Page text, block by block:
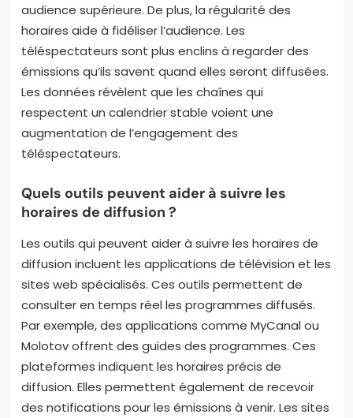
audience supérieure. De plus, la régularité des
horaires aide à fidéliser l’audience. Les
téléspectateurs sont plus enclins à regarder des
émissions qu’ils savent quand elles seront diffusées.
Les données révèlent que les chaînes qui
respectent un calendrier stable voient une
augmentation de l’engagement des
téléspectateurs.
Quels outils peuvent aider à suivre les
horaires de diffusion ?
Les outils qui peuvent aider à suivre les horaires de
diffusion incluent les applications de télévision et les
sites web spécialisés. Ces outils permettent de
consulter en temps réel les programmes diffusés.
Par exemple, des applications comme MyCanal ou
Molotov offrent des guides des programmes. Ces
plateformes indiquent les horaires précis de
diffusion. Elles permettent également de recevoir
des notifications pour les émissions à venir. Les sites